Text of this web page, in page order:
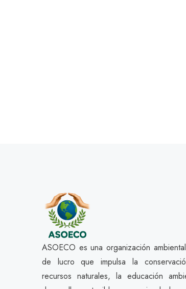
ASOECO es una organización
de lucro que impulsa la
recursos naturales, la educación